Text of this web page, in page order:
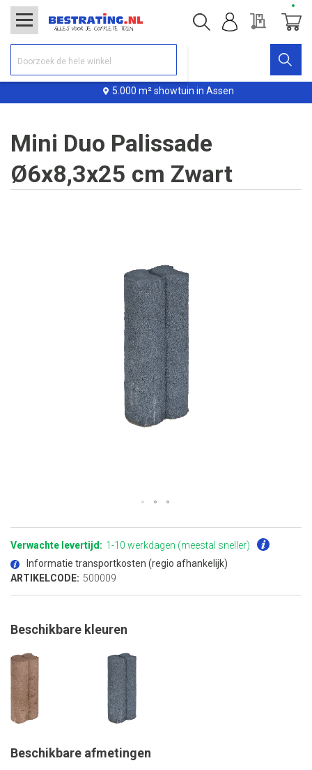
5.000 m² showtuin in Assen
Offerte
Mini Duo Palissade
Ø6x8,3x25 cm Zwart
naar
begin
de
afbeeldingen-
Verwachte levertijd: 1-10 werkdagen (meestal sneller)
Informatie transportkosten (regio afhankelijk)
ARTIKELCODE: 500009
Beschikbare kleuren
Beschikbare afmetingen